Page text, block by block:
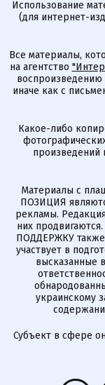
Использование
(для интернет-
Все материалы,
на агентство
иначе как с
Какое-либо
произведений
Материалы с
ПОЗИЦИЯ
рекламы.
них
ПОДДЕРЖКУ также
участвует в
высказанные
украинскому
Субъект в сфере